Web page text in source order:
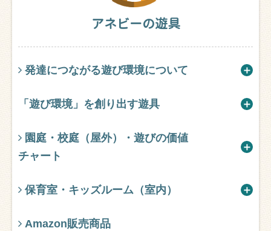
アネビーの遊具
発達につながる遊び環境について
「遊び環境」を創り出す遊具
園庭・校庭（屋外）・遊びの価値
チャート
保育室・キッズルーム（室内）
Amazon販売商品